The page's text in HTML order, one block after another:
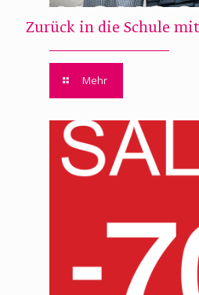
Zurück in die Schule
Mehr